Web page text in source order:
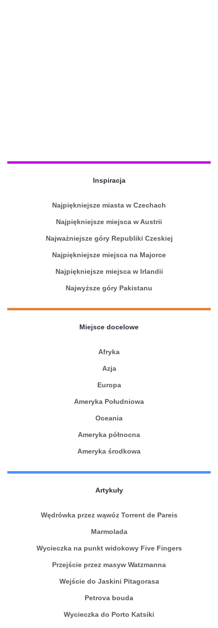
Inspiracja
Najpiękniejsze miasta w Czechach
Najpiękniejsze miejsca w Austrii
Najważniejsze góry Republiki Czeskiej
Najpiękniejsze miejsca na Majorce
Najpiękniejsze miejsca w Irlandii
Najwyższe góry Pakistanu
Miejsce docelowe
Afryka
Azja
Europa
Ameryka Południowa
Oceania
Ameryka północna
Ameryka środkowa
Artykuły
Wędrówka przez wąwóz Torrent de Pareis
Marmolada
Wycieczka na punkt widokowy Five Fingers
Przejście przez masyw Watzmanna
Wejście do Jaskini Pitagorasa
Petrova bouda
Wycieczka do Porto Katsiki